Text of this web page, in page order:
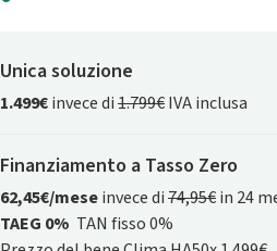
Unica soluzione
1.499€invece di1.799€IVA inclusa
Finanziamento a Tasso Zero
62,45€/meseinvece di74,95€in 24
TAEG 0% TAN fisso 0%